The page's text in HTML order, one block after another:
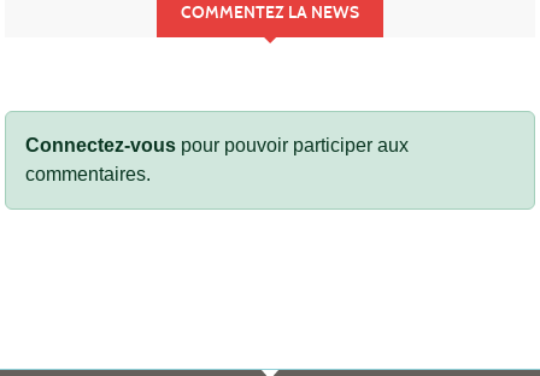
COMMENTEZ LA NEWS
Connectez-vous pour pouvoir participer aux
commentaires.